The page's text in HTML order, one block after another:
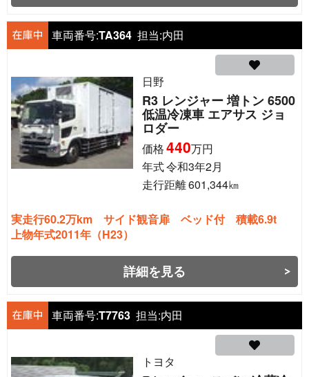
車両番号:TA364 担当:内田
日野
R3 レンジャー 増トン 6500
低温冷凍車 エアサス ジョ
ロダー
価格440万円
年式令和3年2月
走行距離601,344㎞
実走行60.2万km サイド観音扉 ベッド付 積載6.9t
上物年式2011年（H23）
詳細を見る
車両番号:T7763 担当:内田
トヨタ